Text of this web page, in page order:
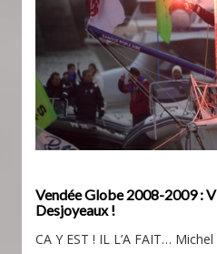
Vendée Globe 2008-2009 :
Desjoyeaux !
CA Y EST ! IL L’A FAIT…